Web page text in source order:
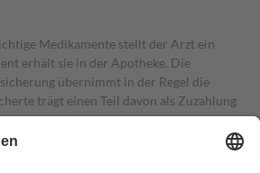
Medikamente stellt der Arzt ein
erhält sie in der Apotheke. Die
übernimmt in der Regel die
trägt einen Teil davon als Zuzahlung
Zuzahlungen in Höhe von zehn